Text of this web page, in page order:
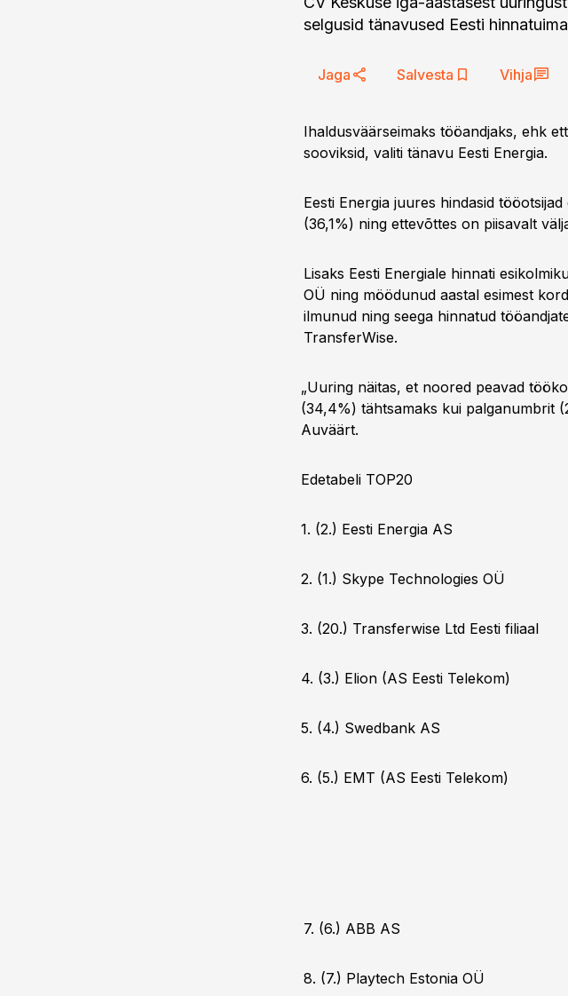
selgusid tänavused Eesti
Jaga Salvesta Vihja
Ihaldusväärseimaks tööandjaks, ehk
sooviksid, valiti tänavu Eesti Energia.
Eesti Energia juures hindasid
(36,1%) ning ettevõttes on piisavalt
Lisaks Eesti Energiale hinnati
OÜ ning möödunud aastal esimest
ilmunud ning seega hinnatud
TransferWise.
„Uuring näitas, et noored peavad
(34,4%) tähtsamaks kui palganumbrit
Auväärt.
Edetabeli TOP20
1. (2.) Eesti Energia AS
2. (1.) Skype Technologies OÜ
3. (20.) Transferwise Ltd Eesti filiaal
4. (3.) Elion (AS Eesti Telekom)
5. (4.) Swedbank AS
6. (5.) EMT (AS Eesti Telekom)
7. (6.) ABB AS
8. (7.) Playtech Estonia OÜ